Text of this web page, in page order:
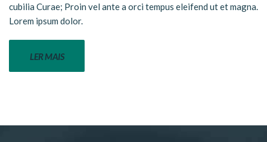
cubilia Curae; Proin vel ante a orci tempus eleifend ut et magna.
Lorem ipsum dolor.
LER MAIS